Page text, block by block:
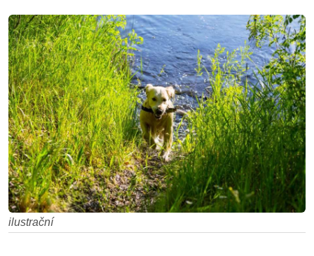
ilustrační